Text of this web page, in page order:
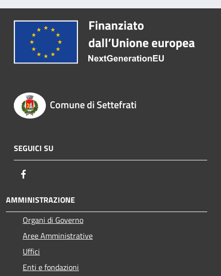
Comune di Settefrati
SEGUICI SU
AMMINISTRAZIONE
Organi di Governo
Aree Amministrative
Uffici
Enti e fondazioni